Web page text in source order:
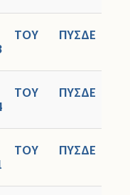
ΤΟΥ ΠΥΣΔΕ
ΤΟΥ ΠΥΣΔΕ
ΤΟΥ ΠΥΣΔΕ